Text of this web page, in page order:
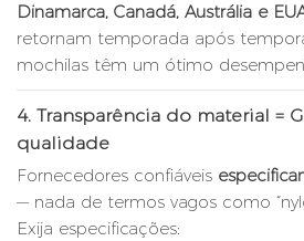
Dinamarca, Canadá, Austrália e
retornam temporada após
mochilas têm um ótimo
4. Transparência do material =
qualidade
Fornecedores confiáveis
— nada de termos vagos como
Exija especificações: